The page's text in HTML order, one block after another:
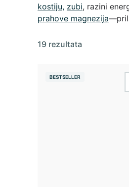
kostiju, zubi, razini
prahove magnezija
19 rezultata
BESTSELLER